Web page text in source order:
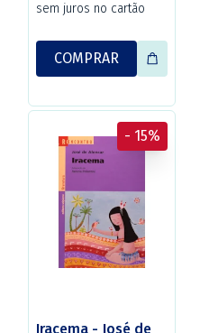
sem juros no cartão
COMPRAR
Iracema - José de
- 15%